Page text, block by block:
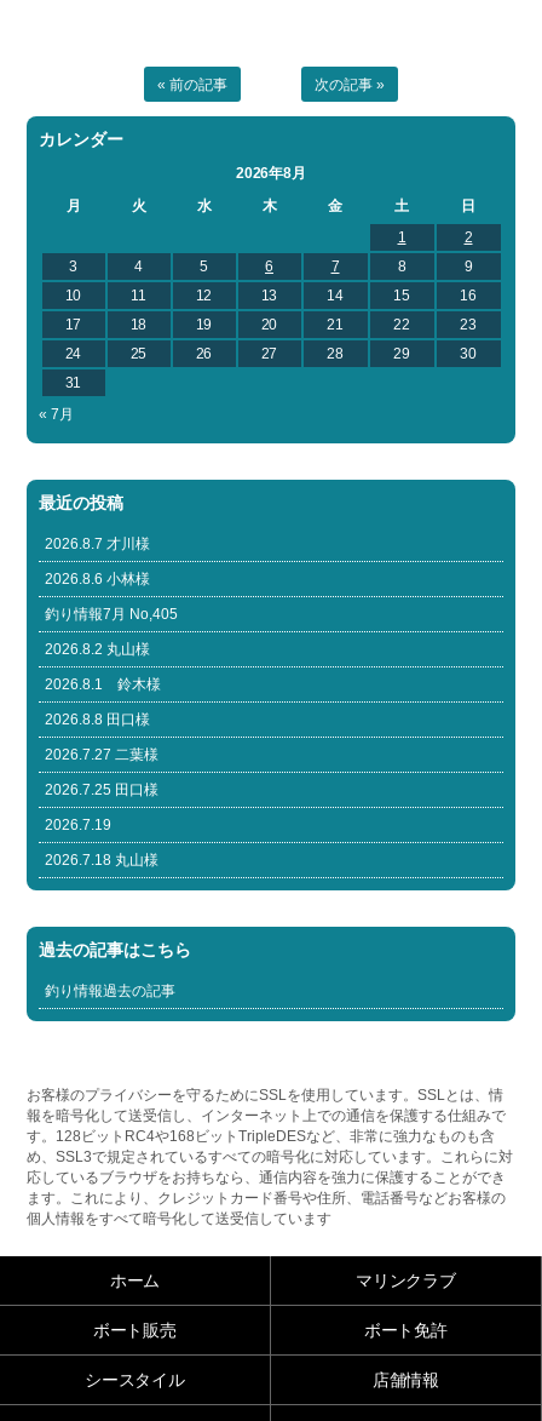
« 前の記事 次の記事 »
カレンダー
2026年8月
月
火 水 木 金 土
日
1
2
3
4 5 6 7 8
9
10
11 12 13 14 15
16
17
18 19 20 21 22
23
24
25 26 27 28 29
30
31
« 7月
最近の投稿
2026.8.7 才川様
2026.8.6 小林様
釣り情報7月 No,405
2026.8.2 丸山様
2026.8.1 鈴木様
2026.8.8 田口様
2026.7.27 二葉様
2026.7.25 田口様
2026.7.19
2026.7.18 丸山様
過去の記事はこちら
釣り情報過去の記事
お客様のプライバシーを守るためにSSLを使用しています。SSLとは、情
報を暗号化して送受信し、インターネット上での通信を保護する仕組みで
す。128ビットRC4や168ビットTripleDESなど、非常に強力なものも含
め、SSL3で規定されているすべての暗号化に対応しています。これらに対
応しているブラウザをお持ちなら、通信内容を強力に保護することができ
ます。これにより、クレジットカード番号や住所、電話番号などお客様の
個人情報をすべて暗号化して送受信しています
ホーム マリンクラブ
ボート販売 ボート免許
シースタイル 店舗情報